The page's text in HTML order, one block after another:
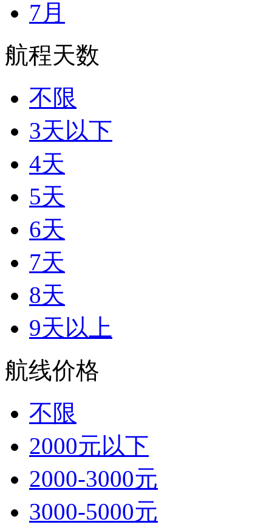
7月
航程天数
不限
3天以下
4天
5天
6天
7天
8天
9天以上
航线价格
不限
2000元以下
2000-3000元
3000-5000元